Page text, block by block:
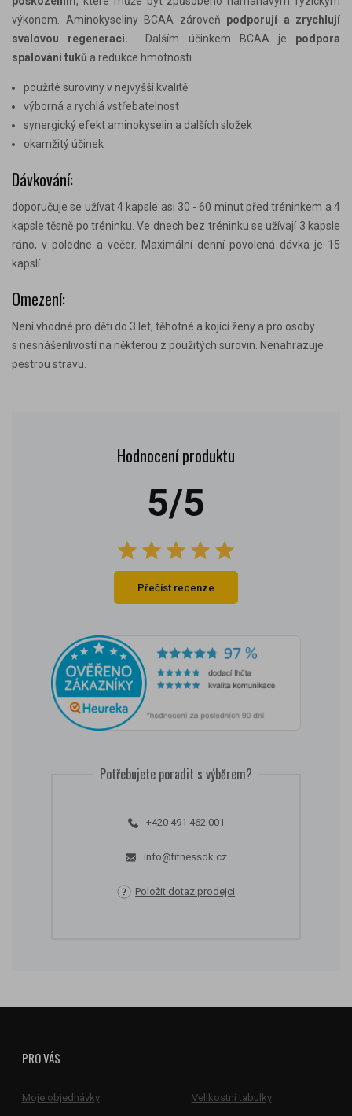
výkonem. Aminokyseliny BCAA zároveň podporují a zrychlují
svalovou regeneraci. Dalším účinkem BCAA je podpora
spalování tuků a redukce hmotnosti.
použité suroviny v nejvyšší kvalitě
výborná a rychlá vstřebatelnost
synergický efekt aminokyselin a dalších složek
okamžitý účinek
Dávkování:
doporučuje se užívat 4 kapsle asi 30 - 60 minut před tréninkem a 4
kapsle těsně po tréninku. Ve dnech bez tréninku se užívají 3 kapsle
ráno, v poledne a večer. Maximální denní povolená dávka je 15
kapslí.
Omezení:
Není vhodné pro děti do 3 let, těhotné a kojící ženy a pro osoby
s nesnášenlivostí na některou z použitých surovin. Nenahrazuje
pestrou stravu.
Hodnocení produktu
5/5
Přečíst recenze
Potřebujete poradit s výběrem?
+420 491 462 001
info@fitnessdk.cz
Položit dotaz prodejci
PRO VÁS
Moje objednávky Velikostní tabulky